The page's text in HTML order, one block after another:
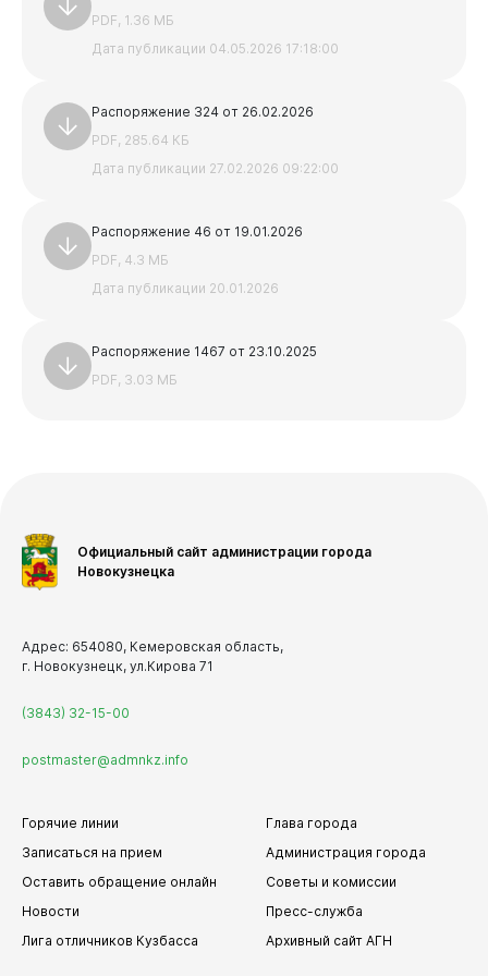
Документы
Виртуальная приемная
Учреждения, подведомственные Комитету по делам
молодежи
Учреждения, подведомственные Комитету
образования и науки
PDF, 1.36 МБ
Дата публикации 04.05.2026 17:18:00
Распоряжение 324 от 26.02.2026
PDF, 285.64 КБ
Дата публикации 27.02.2026 09:22:00
Распоряжение 46 от 19.01.2026
PDF, 4.3 МБ
Дата публикации 20.01.2026
Распоряжение 1467 от 23.10.2025
PDF, 3.03 МБ
Официальный сайт администрации города
Новокузнецка
Адрес: 654080, Кемеровская область,
г. Новокузнецк, ул.Кирова 71
(3843) 32-15-00
postmaster@admnkz.info
Горячие линии
Записаться на прием
Оставить обращение онлайн
Новости
Лига отличников Кузбасса
Глава города
Администрация города
Советы и комиссии
Пресс-служба
Архивный сайт АГН